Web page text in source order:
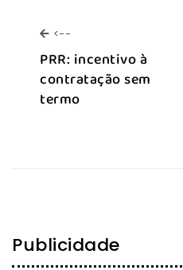
<--
PRR: incentivo à
contratação sem
termo
Publicidade